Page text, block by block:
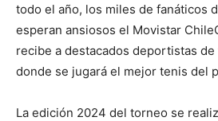
todo el año, los miles de fanáticos
esperan ansiosos el Movistar
recibe a destacados deportistas
donde se jugará el mejor tenis del
La edición 2024 del torneo se